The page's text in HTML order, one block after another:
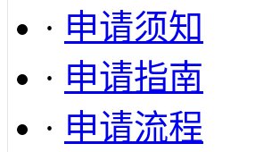
· 申请须知
· 申请指南
· 申请流程